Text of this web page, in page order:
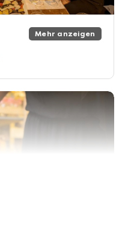
Mehr anzeigen